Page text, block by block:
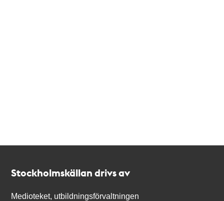
Stockholmskällan drivs av
Medioteket, utbildningsförvaltningen